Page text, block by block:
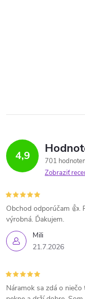
4,9
701
Zobraziť
Mili
21.7.2026
Obchod odporúčam 👍.
výrobná. Ďakujem.
Náramok sa zdá o